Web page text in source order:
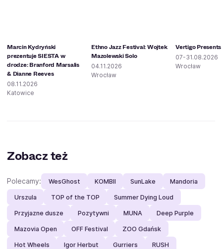
Marcin Kydryński
prezentuje SIESTA w
drodze: Branford Marsalis
& Dianne Reeves
08.11.2026
Katowice
Ethno Jazz Festival: Wojtek
Mazolewski Solo
04.11.2026
Wrocław
Vertigo Presents
07-31.08.2026
Wrocław
Zobacz też
Polecamy: WesGhost KOMBII SunLake Mandoria
Urszula TOP of the TOP Summer Dying Loud
Przyjazne dusze Pozytywni MUNA Deep Purple
Mazovia Open OFF Festival ZOO Gdańsk
Hot Wheels Igor Herbut Gurriers RUSH